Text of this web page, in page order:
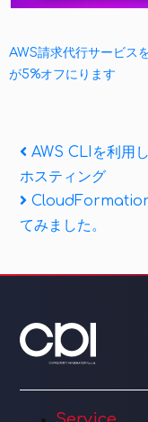
AWS請求代行サービス
が5%オフにります
投
稿
ナ
ー
シ
ョ
Previous
Post
AWS CLIを利用
ホスティング
Next
Post
CloudFormation
てみました。